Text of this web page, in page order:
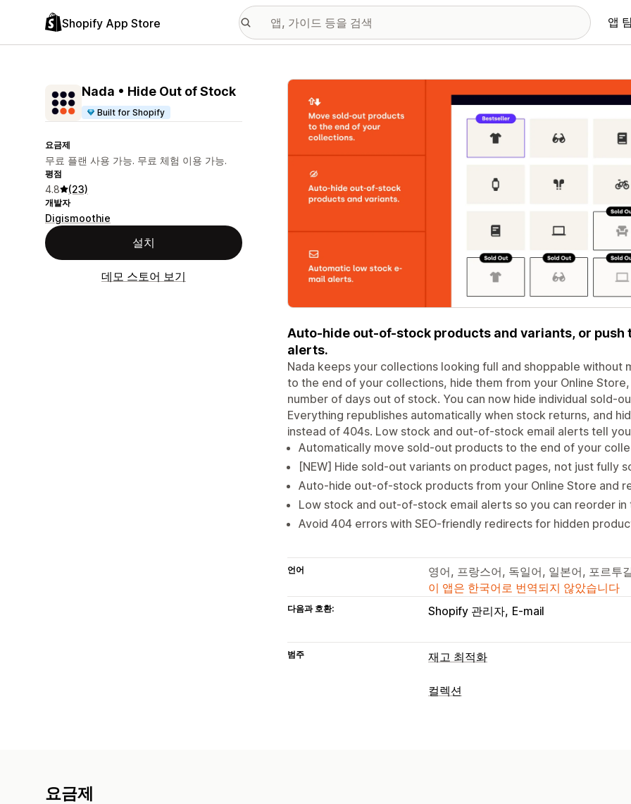
Shopify App Store 앱
Nada • Hide Out of Stock
Built for Shopify
요금제
무료 플랜 사용 가능. 무료 체험 이용 가능.
평점
4.8 (23)
개발자
Digismoothie
설치
데모 스토어 보기
추천 이미지 갤러리
Auto-hide out-of-stock products and variants, or push
alerts.
Nada keeps your collections looking full and shoppable without
to the end of your collections, hide them from your Online
number of days out of stock. You can now hide individual sold-
Everything republishes automatically when stock returns, and
instead of 404s. Low stock and out-of-stock email alerts tell
Automatically move sold-out products to the end of your
[NEW] Hide sold-out variants on product pages, not just fully
Auto-hide out-of-stock products from your Online Store and
Low stock and out-of-stock email alerts so you can reorder in
Avoid 404 errors with SEO-friendly redirects for hidden
언어
영어, 프랑스어, 독일어, 일본어, 포르투
이 앱은 한국어로 번역되지 않았습니다
다음과 호환: Shopify 관리자 E-mail
범주 재고 최적화
재고 관리
컬렉션
요금제